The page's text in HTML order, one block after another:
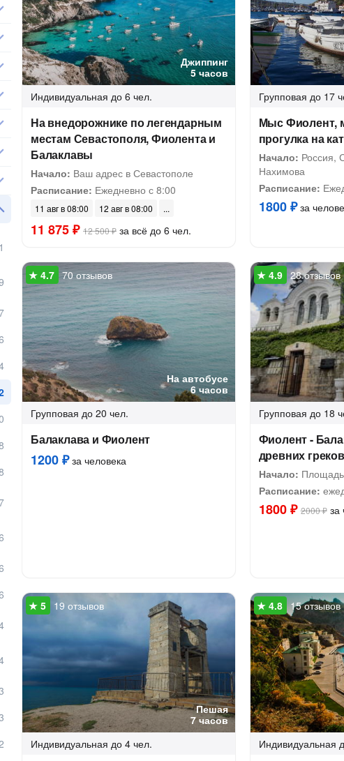
Джиппинг
5 часов
Индивидуальная до 6 чел.
На внедорожнике по легендарным
местам Севастополя, Фиолента и
Балаклавы
Начало: Ваш адрес в Севастополе
Расписание: Ежедневно с 8:00
11 авг в 08:00 12 авг в 08:00
11 875 ₽ 12 500 ₽ за всё до 6 чел.
Групповая до 17
Мыс Фиолент,
прогулка на
Начало: Россия,
Нахимова
Расписание:
1800 ₽за
На автобусе
6 часов
70 отзывов
Групповая до 20 чел.
Балаклава и Фиолент
1200 ₽за человека
28 отзывов
Групповая до 18
Фиолент -
древних греков
Начало:
Расписание:
1800 ₽ 2000 ₽за
Пешая
7 часов
19 отзывов
Индивидуальная до 4 чел.
15 отзывов
Индивидуальная